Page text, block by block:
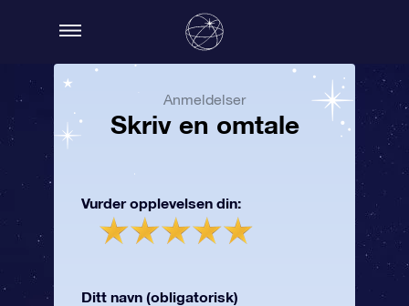
Anmeldelser
Skriv en omtale
Vurder opplevelsen din:
Ditt navn (obligatorisk)